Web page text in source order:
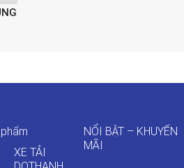
XE TẢI
NỔI BẬT – KHUYẾN
MÃI